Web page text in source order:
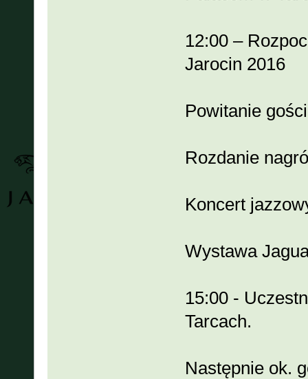
12:00 –
Jarocin 2016
Powitanie
Rozdanie
Koncert
Wystawa
15:00 -
Tarcach.
Następnie ok.